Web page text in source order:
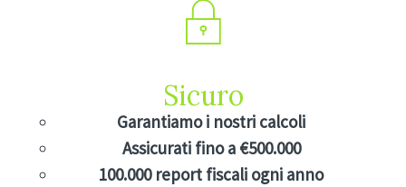
Sicuro
Garantiamo i nostri calcoli
Assicurati fino a €500.000
100.000 report fiscali ogni anno